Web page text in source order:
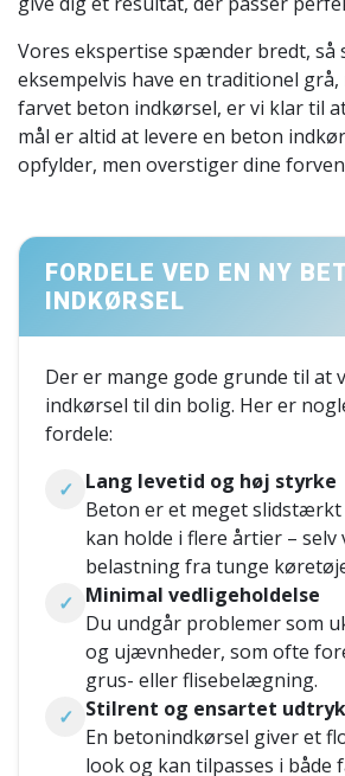
Vores ekspertise spænder bredt, så
eksempelvis have en traditionel
farvet beton indkørsel, er vi klar til
mål er altid at levere en beton
opfylder, men overstiger dine
FORDELE VED EN NY
INDKØRSEL
Der er mange gode grunde til at
indkørsel til din bolig. Her er
fordele:
✓ Lang levetid og høj styrke
Beton er et meget slidstærkt
kan holde i flere årtier – selv
belastning fra tunge
✓ Minimal vedligeholdelse
Du undgår problemer som
og ujævnheder, som ofte
grus- eller flisebelægning.
✓ Stilrent og ensartet udtryk
En betonindkørsel giver et
look og kan tilpasses i både